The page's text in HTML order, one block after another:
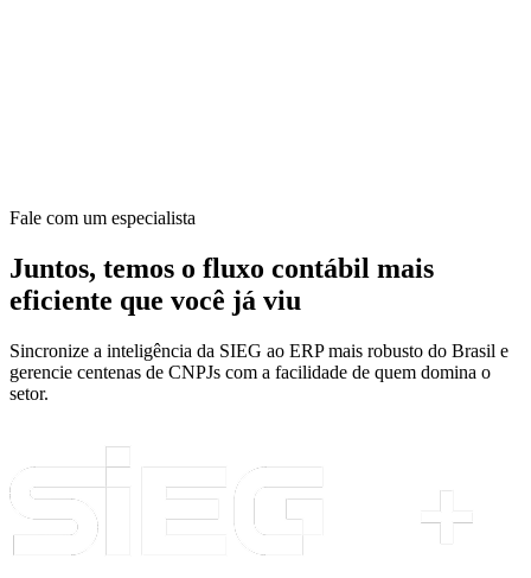
Fale com um especialista
Juntos, temos o fluxo contábil mais
eficiente que você já viu
Sincronize a inteligência da SIEG ao ERP mais robusto do Brasil e
gerencie centenas de CNPJs com a facilidade de quem domina o
setor.